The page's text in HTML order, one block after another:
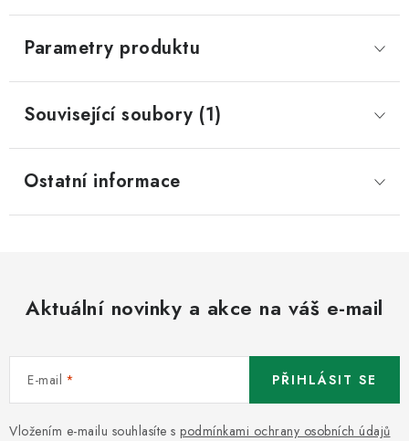
Parametry produktu
Související soubory (1)
Ostatní informace
Aktuální novinky a akce na váš e-mail
E-mail
Vložením e-mailu souhlasíte s podmínkami ochrany osobních údajů
PŘIHLÁSIT SE